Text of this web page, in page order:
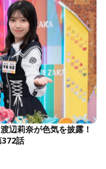
辺莉奈が色気を披露！
372話